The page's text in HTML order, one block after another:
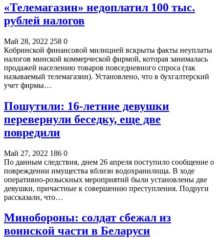
«Телемагазин» недоплатил 100 тыс.
рублей налогов
Май 28, 2022 258 0
Кобринской финансовой милицией вскрыты факты неуплаты
налогов минской коммерческой фирмой, которая занималась
продажей населению товаров повседневного спроса (так
называемый телемагазин). Установлено, что в бухгалтерский
учет фирмы…
Пошутили: 16-летние девушки
перевернули беседку, еще две
повредили
Май 27, 2022 186 0
По данным следствия, днем 26 апреля поступило сообщение о
повреждении имущества вблизи водохранилища. В ходе
оперативно-розыскных мероприятий были установлены две
девушки, причастные к совершению преступления. Подруги
рассказали, что…
Минобороны: солдат сбежал из
воинской части в Беларуси